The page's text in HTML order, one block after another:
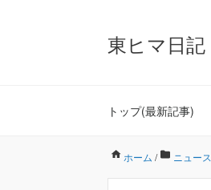
東ヒマ日記
トップ(最新記事)
ホーム / ニュース